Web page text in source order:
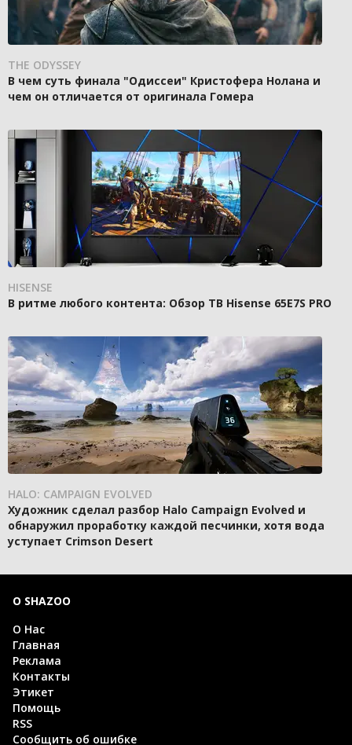
THE ODYSSEY
В чем суть финала "Одиссеи" Кристофера Нолана и
чем он отличается от оригинала Гомера
HISENSE
В ритме любого контента: Обзор ТВ Hisense 65E7S PRO
HALO: CAMPAIGN EVOLVED
Художник сделал разбор Halo Campaign Evolved и
обнаружил проработку каждой песчинки, хотя вода
уступает Crimson Desert
О SHAZOO
О Нас
Главная
Реклама
Контакты
Этикет
Помощь
RSS
Сообщить об ошибке